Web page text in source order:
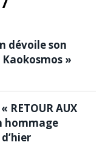
dévoile son
»
RETOUR AUX
hommage